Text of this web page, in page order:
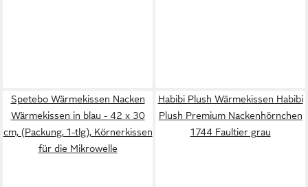
Spetebo Wärmekissen Nacken
Wärmekissen in blau - 42 x 30
cm, (Packung, 1-tlg), Körnerkissen
für die Mikrowelle
Habibi Plush Wärmekissen Habibi
Plush Premium Nackenhörnchen
1744 Faultier grau